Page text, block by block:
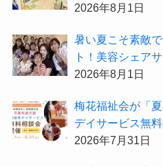
「O2BOX（30分
2026年8月1日
暑い夏こそ素敵
ト！美容シェア
ら2026年8月のお
2026年8月1日
梅花福祉会が「
デイサービス無
まの「できた！
2026年7月31日